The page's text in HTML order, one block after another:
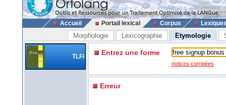
Accueil Portail lexical Corpus
Morphologie Lexicographie Etymologie
TLFi Entrez une forme
notices corrigées
Erreur